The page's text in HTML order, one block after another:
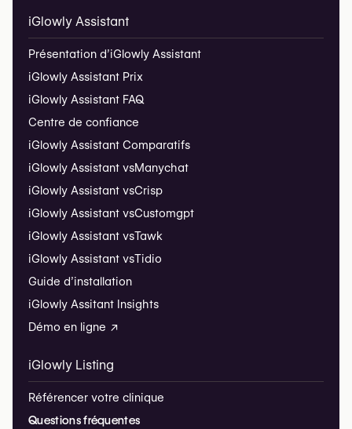
iGlowly Assistant
Présentation d’iGlowly Assistant
iGlowly Assistant Prix
iGlowly Assistant FAQ
Centre de confiance
iGlowly Assistant Comparatifs
iGlowly Assistant vsManychat
iGlowly Assistant vsCrisp
iGlowly Assistant vsCustomgpt
iGlowly Assistant vsTawk
iGlowly Assistant vsTidio
Guide d’installation
iGlowly Assitant Insights
Démo en ligne ↗
iGlowly Listing
Référencer votre clinique
Questions fréquentes